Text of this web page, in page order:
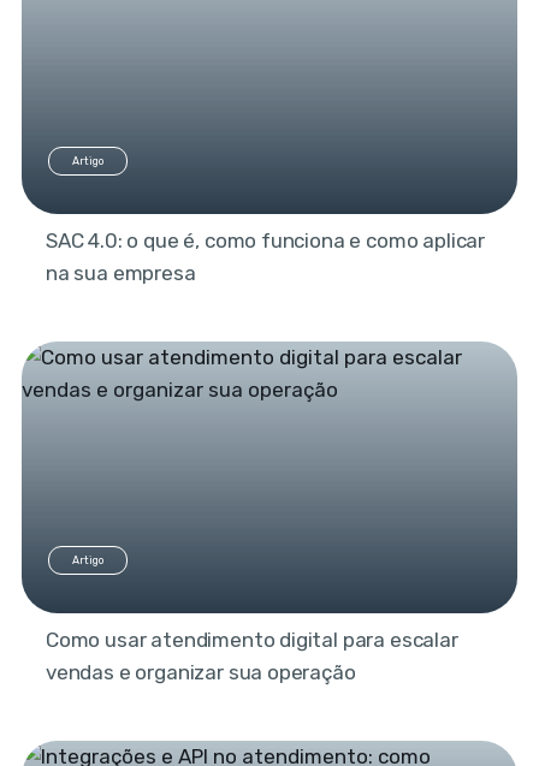
Artigo
SAC 4.0: o que é, como funciona e como aplicar
na sua empresa
Artigo
Como usar atendimento digital para escalar
vendas e organizar sua operação